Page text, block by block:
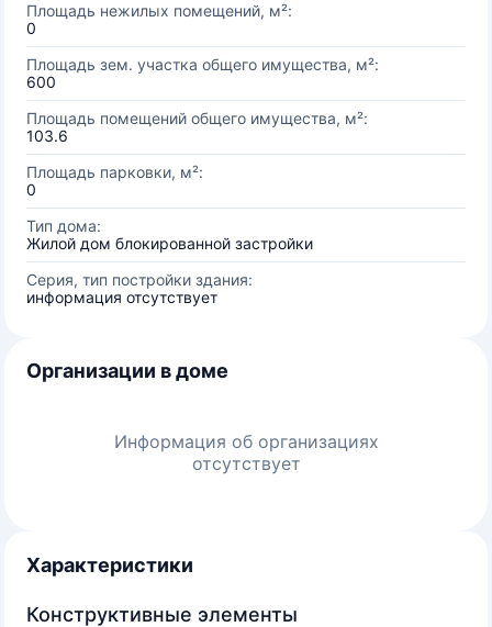
Площадь нежилых помещений, м²:
0
Площадь зем. участка общего имущества, м²:
600
Площадь помещений общего имущества, м²:
103.6
Площадь парковки, м²:
0
Тип дома:
Жилой дом блокированной застройки
Серия, тип постройки здания:
информация отсутствует
Организации в доме
Информация об организациях
отсутствует
Характеристики
Конструктивные элементы